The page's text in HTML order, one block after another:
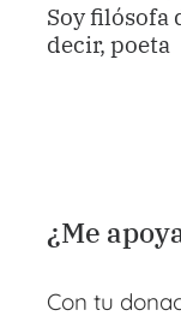
Soy filósofa
decir, poeta
¿Me
Con tu